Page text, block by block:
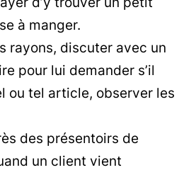
à manger.
rayons, discuter avec un
pour lui demander s’il
ou tel article, observer les
des présentoirs de
un client vient